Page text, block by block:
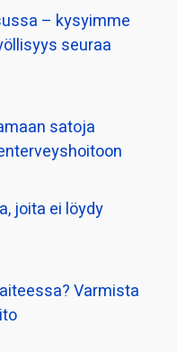
– kysyimme
seuraa
satoja
joita ei löydy
Varmista